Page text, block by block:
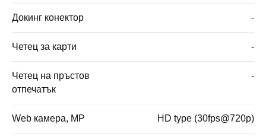
Докинг конектор -
Четец за карти -
Четец на пръстов
отпечатък
-
Web камера, MP HD type (30fps@720p)